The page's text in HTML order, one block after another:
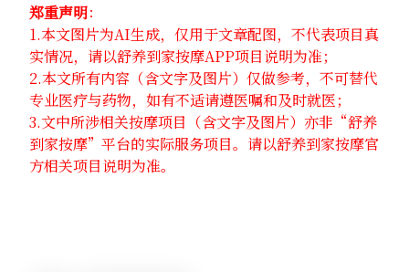
郑重声明：
1.本文图片为AI生成，仅用于文章配图，不代表项目真
实情况，请以舒养到家按摩APP项目说明为准；
2.本文所有内容（含文字及图片）仅做参考，不可替代
专业医疗与药物，如有不适请遵医嘱和及时就医；
3.文中所涉相关按摩项目（含文字及图片）亦非“舒养
到家按摩”平台的实际服务项目。请以舒养到家按摩官
方相关项目说明为准。